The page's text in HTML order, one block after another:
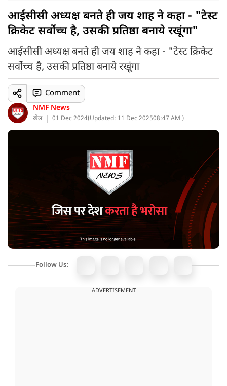
आईसीसी अध्यक्ष बनते ही जय शाह ने कहा - "टेस्ट
क्रिकेट सर्वोच्च है, उसकी प्रतिष्ठा बनाये रखूंगा"
आईसीसी अध्यक्ष बनते ही जय शाह ने कहा - "टेस्ट क्रिकेट
सर्वोच्च है, उसकी प्रतिष्ठा बनाये रखूंगा
NMF News
खेल 01 Dec 2024(Updated: 11 Dec 202508:47 AM )
Comment
Follow Us:
ADVERTISEMENT